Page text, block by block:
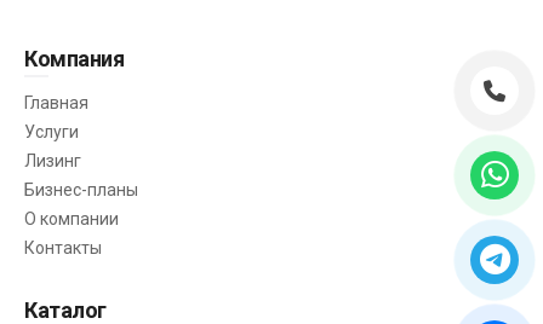
Компания
Главная
Услуги
Лизинг
Бизнес-планы
О компании
Контакты
Каталог